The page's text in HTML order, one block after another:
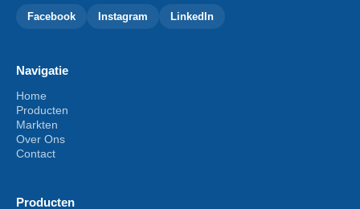
Facebook Instagram LinkedIn
Navigatie
Home
Producten
Markten
Over Ons
Contact
Producten